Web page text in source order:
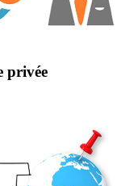
privée